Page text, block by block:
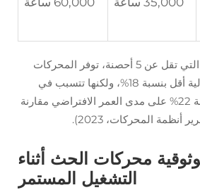
بالنسبة لأحمال التهوية التي تقل عن 5 أحصنة، توفر المحركات
أحادية الطور تكاليف أولية أقل بنسبة 18%، ولكنها تتسبب في
نفقات طاقة أعلى بنسبة 22% على مدى العمر الافتراضي مقارنة
أنظمة المحركات، 2023).
محركات الحث أثناء
التشغيل المستمر